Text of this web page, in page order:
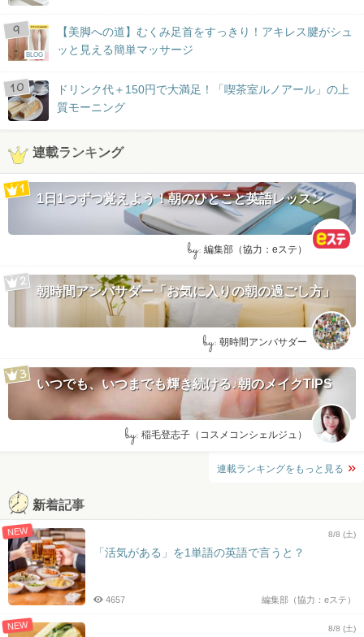
BLOG
【美脚への道】むくみ足首をすっきり！アキレス腱がシュ
ッと見える簡単マッサージ
ドリンク代＋150円で大満足！「喫茶室ルノアール」の上
質モーニング
連載ランキング
1日1つずつ覚えよう！朝のひとこと英語レッスン
by: 編集部（協力：eステ）
朝時間アンバサダー「お気に入りの朝の過ごし方」
by: 朝時間アンバサダー
いつでも、いつまでも輝き続ける♪朝のメイクTIPS
by: 稲毛登志子（コスメコンシェルジュ）
連載ランキングをもっと見る
新着記事
NEW 8/8 (土)
「活気がある」を1単語の英語で言うと？
編集部（協力：eステ）
4657
NEW 8/8 (土)